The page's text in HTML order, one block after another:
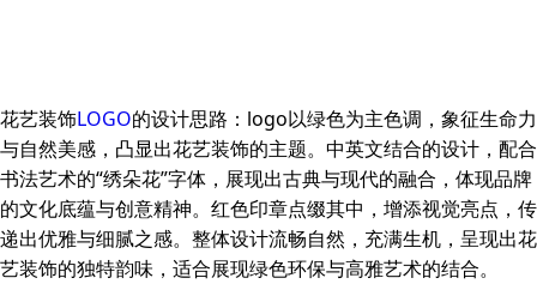
花艺装饰LOGO的设计思路：logo以绿色为主色调，象征生命力
与自然美感，凸显出花艺装饰的主题。中英文结合的设计，配合
书法艺术的“绣朵花”字体，展现出古典与现代的融合，体现品牌
的文化底蕴与创意精神。红色印章点缀其中，增添视觉亮点，传
递出优雅与细腻之感。整体设计流畅自然，充满生机，呈现出花
艺装饰的独特韵味，适合展现绿色环保与高雅艺术的结合。